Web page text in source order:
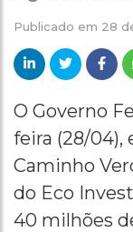
Publicado em 28
O Governo
feira (28/04),
Caminho
do Eco
40 milhões